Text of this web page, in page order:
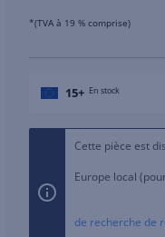
*(TVA à 19 % comprise)
15+ En stock
Cette pièce est
Europe local
de recherche de